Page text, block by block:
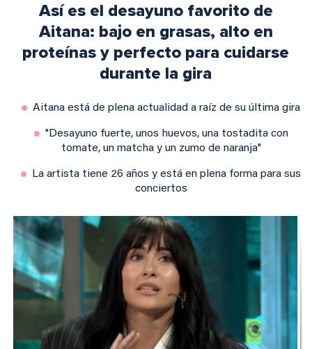
Así es el desayuno favorito de
Aitana: bajo en grasas, alto en
proteínas y perfecto para cuidarse
durante la gira
Aitana está de plena actualidad a raíz de su última gira
"Desayuno fuerte, unos huevos, una tostadita con
tomate, un matcha y un zumo de naranja"
La artista tiene 26 años y está en plena forma para sus
conciertos